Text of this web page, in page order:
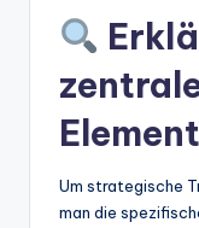
Um strategische
man die